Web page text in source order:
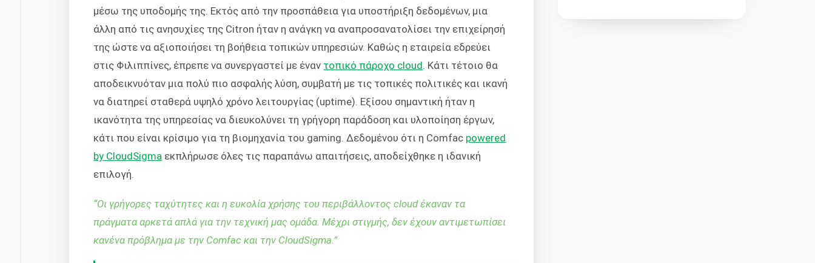
μέσω της υποδομής της. Εκτός από την προσπάθεια για υποστήριξη δεδομένων, μια
άλλη από τις ανησυχίες της Citron ήταν η ανάγκη να αναπροσανατολίσει την επιχείρησή
της ώστε να αξιοποιήσει τη βοήθεια τοπικών υπηρεσιών. Καθώς η εταιρεία εδρεύει
στις Φιλιππίνες, έπρεπε να συνεργαστεί με έναν τοπικό πάροχο cloud. Κάτι τέτοιο θα
αποδεικνυόταν μια πολύ πιο ασφαλής λύση, συμβατή με τις τοπικές πολιτικές και ικανή
να διατηρεί σταθερά υψηλό χρόνο λειτουργίας (uptime). Εξίσου σημαντική ήταν η
ικανότητα της υπηρεσίας να διευκολύνει τη γρήγορη παράδοση και υλοποίηση έργων,
κάτι που είναι κρίσιμο για τη βιομηχανία του gaming. Δεδομένου ότι η Comfac powered
by CloudSigma εκπλήρωσε όλες τις παραπάνω απαιτήσεις, αποδείχθηκε η ιδανική
επιλογή.
“Οι γρήγορες ταχύτητες και η ευκολία χρήσης του περιβάλλοντος cloud έκαναν τα
πράγματα αρκετά απλά για την τεχνική μας ομάδα. Μέχρι στιγμής, δεν έχουν αντιμετωπίσει
κανένα πρόβλημα με την Comfac και την CloudSigma.”